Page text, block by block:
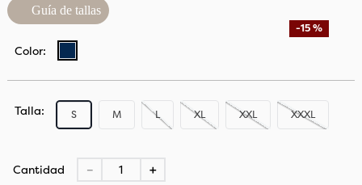
-15 %
Guía de tallas
Talla S M L XL XXL XXXL
Cantidad ＋
－